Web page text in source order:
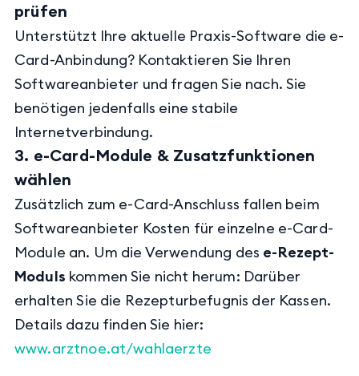
prüfen
Unterstützt Ihre aktuelle Praxis-Software die e-
Card-Anbindung? Kontaktieren Sie Ihren
Softwareanbieter und fragen Sie nach. Sie
benötigen jedenfalls eine stabile
Internetverbindung.
3. e-Card-Module & Zusatzfunktionen
wählen
Zusätzlich zum e-Card-Anschluss fallen beim
Softwareanbieter Kosten für einzelne e-Card-
Module an. Um die Verwendung des e-Rezept-
Moduls kommen Sie nicht herum: Darüber
erhalten Sie die Rezepturbefugnis der Kassen.
Details dazu finden Sie hier:
www.arztnoe.at/wahlaerzte